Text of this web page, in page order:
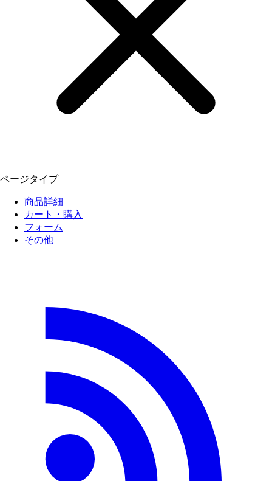
ページタイプ
商品詳細
カート・購入
フォーム
その他